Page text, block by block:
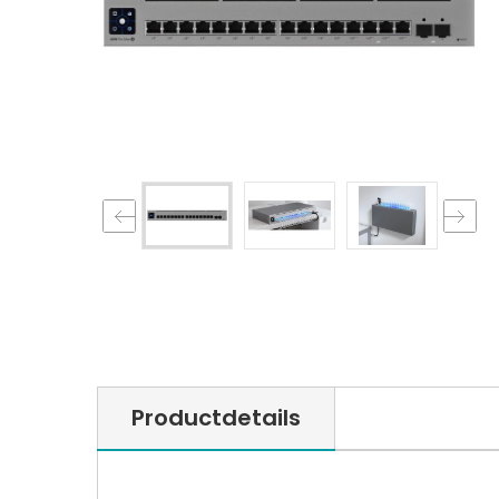
Productdetails